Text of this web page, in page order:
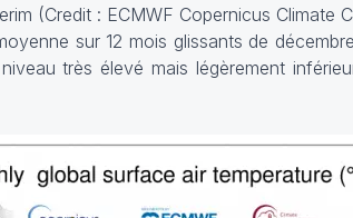
(Credit : ECMWF Copernicus Climate
sur 12 mois glissants de
très élevé mais légèrement